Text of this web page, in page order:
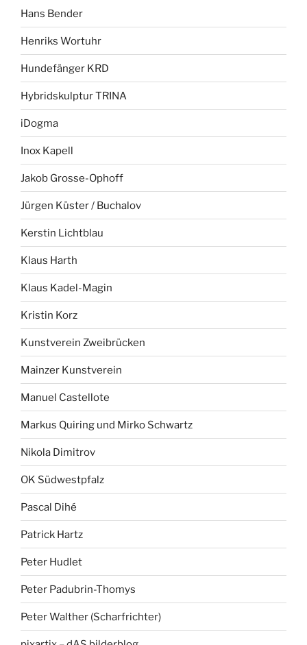
Hans Bender
Henriks Wortuhr
Hundefänger KRD
Hybridskulptur TRINA
iDogma
Inox Kapell
Jakob Grosse-Ophoff
Jürgen Küster / Buchalov
Kerstin Lichtblau
Klaus Harth
Klaus Kadel-Magin
Kristin Korz
Kunstverein Zweibrücken
Mainzer Kunstverein
Manuel Castellote
Markus Quiring und Mirko Schwartz
Nikola Dimitrov
OK Südwestpfalz
Pascal Dihé
Patrick Hartz
Peter Hudlet
Peter Padubrin-Thomys
Peter Walther (Scharfrichter)